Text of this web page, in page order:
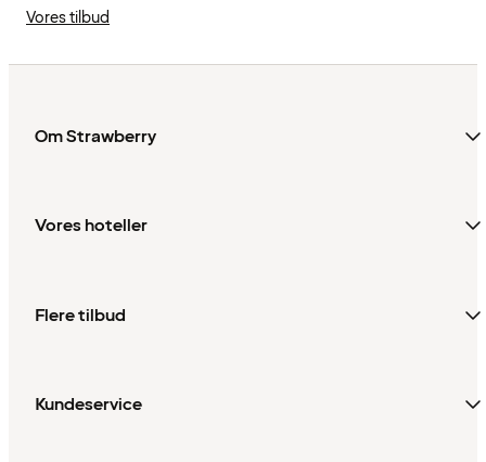
Vores tilbud
Om Strawberry
Vores hoteller
Flere tilbud
Kundeservice